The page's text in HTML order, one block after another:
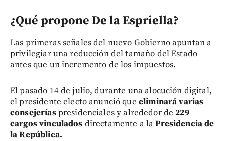
¿Qué propone De la Espriella?
Las primeras señales del nuevo Gobierno apuntan a
privilegiar una reducción del tamaño del Estado
antes que un incremento de los impuestos.
El pasado 14 de julio, durante una alocución digital,
el presidente electo anunció que eliminará varias
consejeríaspresidenciales y alrededor de 229
cargos vinculados directamente a laPresidencia de
la República.